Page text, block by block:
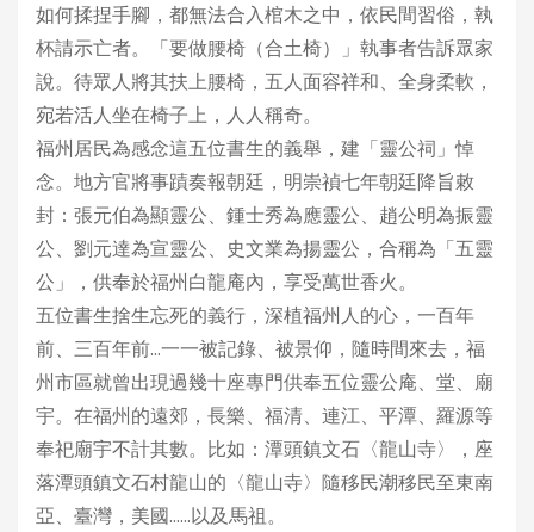
如何揉捏手腳，都無法合入棺木之中，依民間習俗，執
杯請示亡者。「要做腰椅（合土椅）」執事者告訴眾家
說。待眾人將其扶上腰椅，五人面容祥和、全身柔軟，
宛若活人坐在椅子上，人人稱奇。
福州居民為感念這五位書生的義舉，建「靈公祠」悼
念。地方官將事蹟奏報朝廷，明崇禎七年朝廷降旨敕
封：張元伯為顯靈公、鍾士秀為應靈公、趙公明為振靈
公、劉元達為宣靈公、史文業為揚靈公，合稱為「五靈
公」，供奉於福州白龍庵內，享受萬世香火。
五位書生捨生忘死的義行，深植福州人的心，一百年
前、三百年前…一一被記錄、被景仰，隨時間來去，福
州市區就曾出現過幾十座專門供奉五位靈公庵、堂、廟
宇。在福州的遠郊，長樂、福清、連江、平潭、羅源等
奉祀廟宇不計其數。比如：潭頭鎮文石〈龍山寺〉，座
落潭頭鎮文石村龍山的〈龍山寺〉隨移民潮移民至東南
亞、臺灣，美國……以及馬祖。